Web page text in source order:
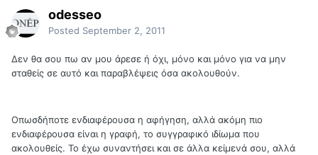
odesseo
Posted September 2, 2011
Δεν θα σου πω αν μου άρεσε ή όχι, μόνο και μόνο για να μην
σταθείς σε αυτό και παραβλέψεις όσα ακολουθούν.
Οπωσδήποτε ενδιαφέρουσα η αφήγηση, αλλά ακόμη πιο
ενδιαφέρουσα είναι η γραφή, το συγγραφικό ιδίωμα που
ακολουθείς. Το έχω συναντήσει και σε άλλα κείμενά σου, αλλά